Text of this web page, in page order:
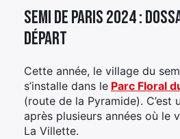
Semi de Paris 2024 :
départ
Cette année, le village du
s’installe dans le Parc Floral
(route de la Pyramide). C’est
après plusieurs années où le
La Villette.